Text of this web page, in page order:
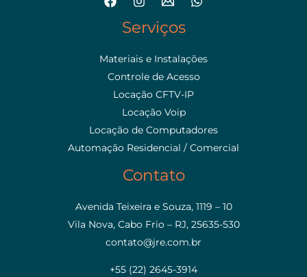
Serviços
Materiais e Instalações
Controle de Acesso
Locação CFTV-IP
Locação Voip
Locação de Computadores
Automação Residencial / Comercial
Contato
Avenida Teixeira e Souza, 1119 – 10
Vila Nova, Cabo Frio – RJ, 25635-530
contato@jre.com.br
+55 (22) 2645-3914